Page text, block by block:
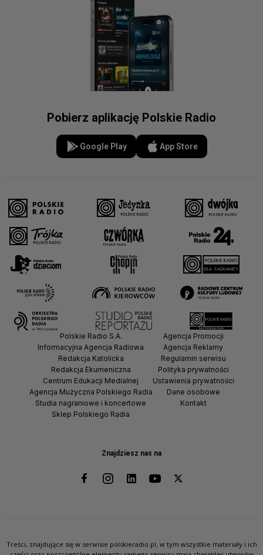
Pobierz aplikację Polskie Radio
Google Play App Store
Znajdziesz nas na
Polskie Radio S.A.
Informacyjna Agencja Radiowa
Redakcja Katolicka
Redakcja Ekumeniczna
Centrum Edukacji Medialnej
Agencja Muzyczna Polskiego Radia
Studia nagraniowe i koncertowe
Sklep Polskiego Radia
Agencja Promocji
Agencja Reklamy
Regulamin serwisu
Polityka prywatności
Ustawienia prywatności
Dane osobowe
Kontakt
Treści, znajdujące się w serwisie polskieradio.pl, w tym wszystkie materiały i ich